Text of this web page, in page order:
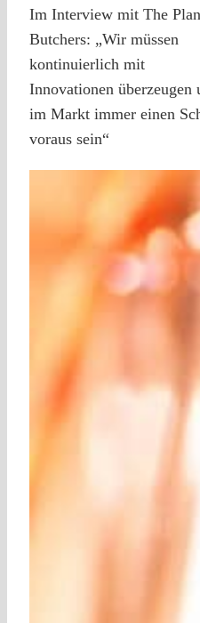
Im Interview mit The
Butchers: „Wir müssen
kontinuierlich mit
Innovationen überzeugen
im Markt immer einen
voraus sein“